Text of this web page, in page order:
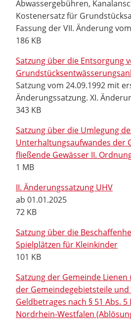
Abwassergebühren,
Kostenersatz für
Fassung der VII. Änderung
186 KB
Satzung über die Entsorgung
Satzung vom 24.09.1992 mit
Änderungssatzung. XI.
343 KB
Satzung über die Umlegung
Unterhaltungsaufwandes der
fließende Gewässer II.
1 MB
II. Änderungssatzung UHV
ab 01.01.2025
72 KB
Satzung über die
Spielplätzen für Kleinkinder
101 KB
Satzung der Gemeinde
der Gemeindegebietsteile
Geldbetrages nach § 51 Abs.
Nordrhein-Westfalen